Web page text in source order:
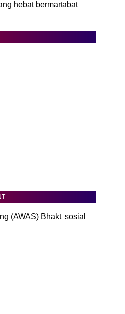
hebat bermartabat
(AWAS) Bhakti sosial